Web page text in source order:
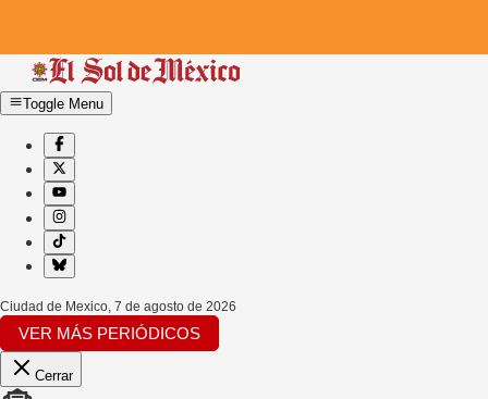
Toggle Menu
Ciudad de Mexico, 7 de agosto de 2026
VER MÁS PERIÓDICOS
Cerrar